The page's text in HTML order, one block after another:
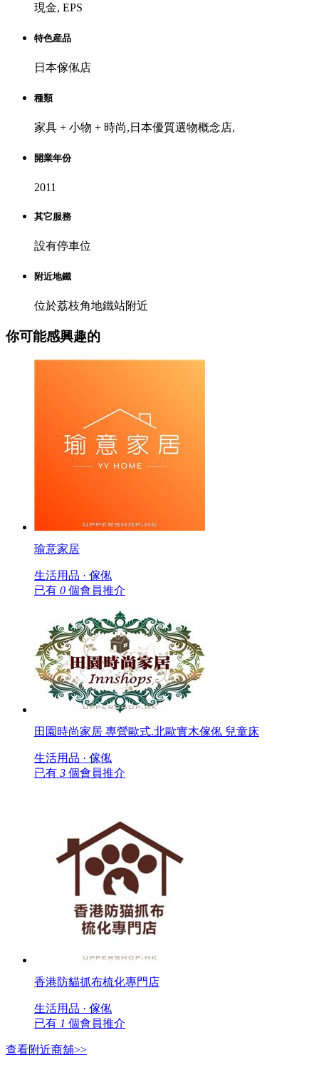
現金, EPS
特色産品
日本傢俬店
種類
家具 + 小物 + 時尚,日本優質選物概念店,
開業年份
2011
其它服務
設有停車位
附近地鐵
位於荔枝角地鐵站附近
你可能感興趣的
瑜意家居
生活用品 · 傢俬
已有 0 個會員推介
田園時尚家居 專營歐式.北歐實木傢俬 兒童床
生活用品 · 傢俬
已有 3 個會員推介
香港防貓抓布梳化專門店
生活用品 · 傢俬
已有 1 個會員推介
查看附近商舖>>